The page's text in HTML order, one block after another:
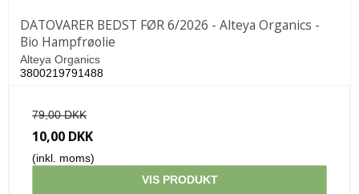
DATOVARER BEDST FØR 6/2026 - Alteya Organics -
Bio Hampfrøolie
Alteya Organics
3800219791488
79,00 DKK
10,00 DKK
(inkl. moms)
VIS PRODUKT